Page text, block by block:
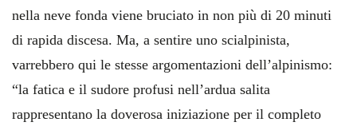
nella neve fonda viene bruciato in non più di 20 minuti
di rapida discesa. Ma, a sentire uno scialpinista,
varrebbero qui le stesse argomentazioni dell’alpinismo:
“la fatica e il sudore profusi nell’ardua salita
rappresentano la doverosa iniziazione per il completo